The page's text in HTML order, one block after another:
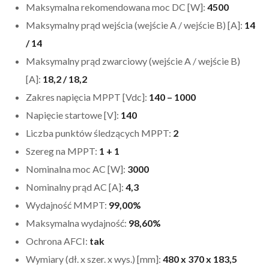
Maksymalna rekomendowana moc DC [W]:4500
Maksymalny prąd wejścia (wejście A / wejście B) [A]: 14
/ 14
Maksymalny prąd zwarciowy (wejście A / wejście B)
[A]: 18,2 / 18,2
Zakres napięcia MPPT [Vdc]: 140 – 1000
Napięcie startowe [V]: 140
Liczba punktów śledzących MPPT: 2
Szereg na MPPT: 1 + 1
Nominalna moc AC [W]: 3000
Nominalny prąd AC [A]:4,3
Wydajność MMPT: 99,00%
Maksymalna wydajność: 98,60%
Ochrona AFCI: tak
Wymiary (dł. x szer. x wys.) [mm]:480 x 370 x 183,5